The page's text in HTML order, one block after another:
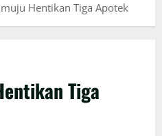
Hentikan Tiga Apotek
Tiga